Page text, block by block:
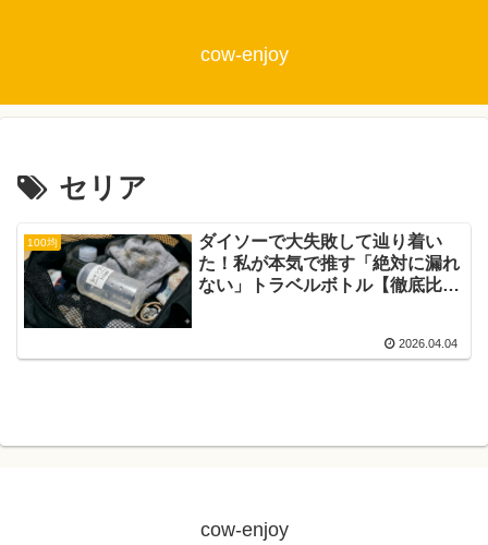
cow-enjoy
セリア
100均
ダイソーで大失敗して辿り着い
た！私が本気で推す「絶対に漏れ
ない」トラベルボトル【徹底比
2026.04.04
cow-enjoy